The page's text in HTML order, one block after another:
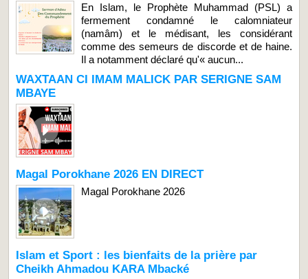
En Islam, le Prophète Muhammad (PSL) a
fermement condamné le calomniateur
(namâm) et le médisant, les considérant
comme des semeurs de discorde et de haine.
Il a notamment déclaré qu'« aucun...
WAXTAAN CI IMAM MALICK PAR SERIGNE SAM
MBAYE
Magal Porokhane 2026 EN DIRECT
Magal Porokhane 2026
Islam et Sport : les bienfaits de la prière par
Cheikh Ahmadou KARA Mbacké